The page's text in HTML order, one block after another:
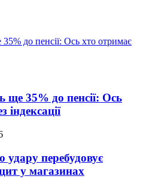
ще 35% до пенсії: Ось
індексації
удару перебудовує
у магазинах